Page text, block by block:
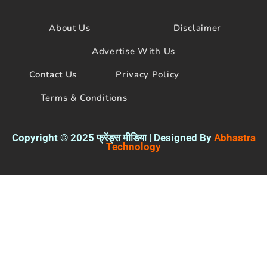
o
b
e
About Us
Disclaimer
Advertise With Us
Contact Us
Privacy Policy
Terms & Conditions
Copyright © 2025 फ्रेंड्स मीडिया | Designed By Abhastra
Technology